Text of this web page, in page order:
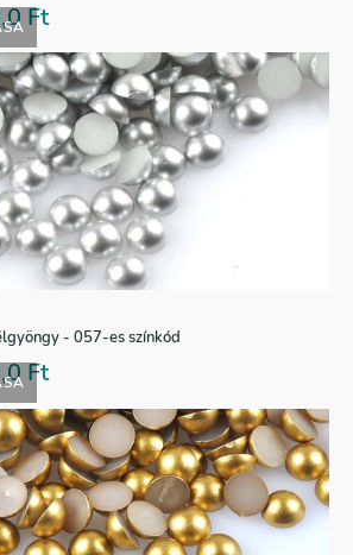
Ft
- 057-es színkód
Ft